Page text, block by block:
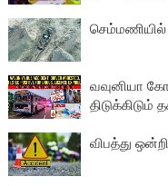
செம்மணியில்
வவுனியா
திடுக்கிடும்
விபத்து